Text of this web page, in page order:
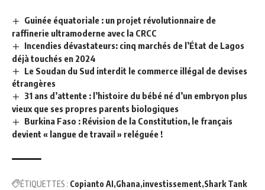
Guinée équatoriale : un projet révolutionnaire de
raffinerie ultramoderne avec la CRCC
Incendies dévastateurs: cinq marchés de l’État de Lagos
déjà touchés en 2024
Le Soudan du Sud interdit le commerce illégal de devises
étrangères
31 ans d’attente : l’histoire du bébé né d’un embryon plus
vieux que ses propres parents biologiques
Burkina Faso : Révision de la Constitution, le français
devient « langue de travail » reléguée !
ÉTIQUETTES : Copianto AI Ghana investissement Shark Tank